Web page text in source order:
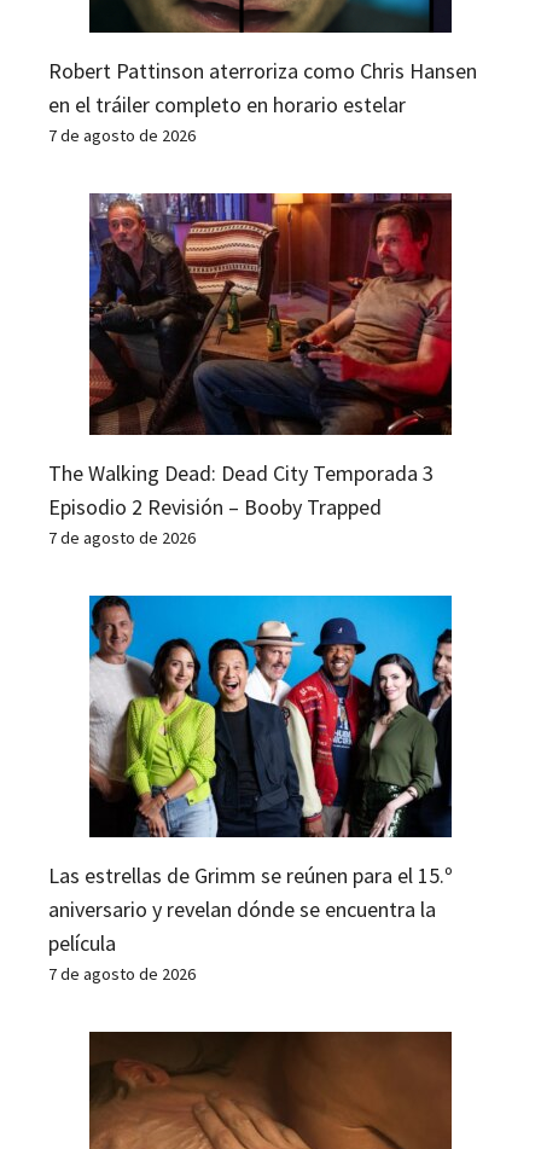
Robert Pattinson aterroriza como Chris Hansen
en el tráiler completo en horario estelar
7 de agosto de 2026
The Walking Dead: Dead City Temporada 3
Episodio 2 Revisión – Booby Trapped
7 de agosto de 2026
Las estrellas de Grimm se reúnen para el 15.º
aniversario y revelan dónde se encuentra la
película
7 de agosto de 2026